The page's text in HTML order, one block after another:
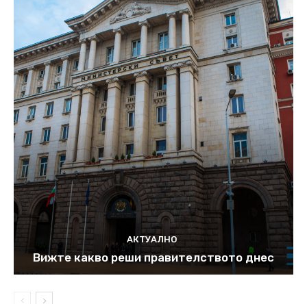
АКТУАЛНО
Вижте какво реши правителството днес